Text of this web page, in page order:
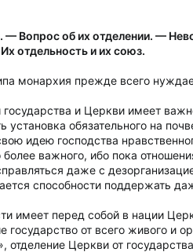
— Вопрос об их отделении. —
отдельность и их союз.
монархия прежде всего
и Церкви имеет
обязательного на
идею господства
важного, ибо пока
даже с
способности поддержать
имеет перед собой в нации
от всего живого и
отделение Церкви от